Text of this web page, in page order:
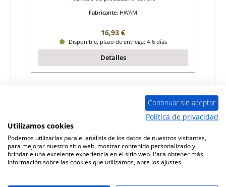
Fabricante: HWAM
Precio normal:
16,93 €
Disponible, plazo de entrega: 4-6 días
Detalles
Continuar sin aceptar
Política de privacidad
Utilizamos cookies
Podemos utilizarlas para el análisis de los datos de nuestros visitantes,
para mejorar nuestro sitio web, mostrar contenido personalizado y
brindarle una excelente experiencia en el sitio web. Para obtener más
información sobre las cookies que utilizamos, abre los ajustes.